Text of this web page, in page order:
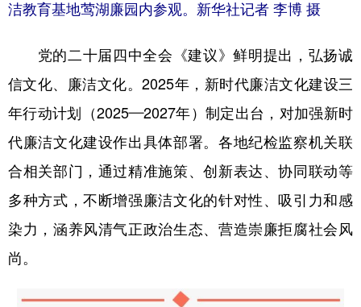
洁教育基地莺湖廉园内参观。新华社记者 李博 摄
党的二十届四中全会《建议》鲜明提出，弘扬诚
信文化、廉洁文化。2025年，新时代廉洁文化建设三
年行动计划（2025—2027年）制定出台，对加强新时
代廉洁文化建设作出具体部署。各地纪检监察机关联
合相关部门，通过精准施策、创新表达、协同联动等
多种方式，不断增强廉洁文化的针对性、吸引力和感
染力，涵养风清气正政治生态、营造崇廉拒腐社会风
尚。